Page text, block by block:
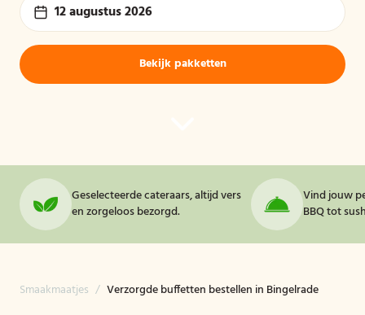
12 augustus 2026
Bekijk pakketten
Geselecteerde cateraars, altijd vers
en zorgeloos bezorgd.
Vind jouw
BBQ tot
Smaakmaatjes / Verzorgde buffetten bestellen in Bingelrade